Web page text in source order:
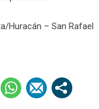
Huracán – San Rafael